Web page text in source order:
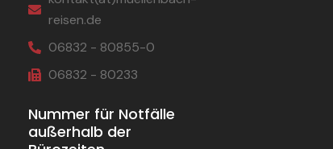
reisen.de
06832 - 80855-0
06832 - 80233
Nummer für Notfälle
außerhalb der